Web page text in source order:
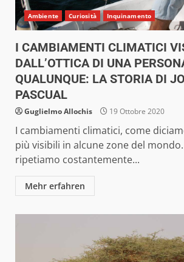
Ambiente Curiosità Inquinamento
I CAMBIAMENTI CLIMATICI
DALL’OTTICA DI UNA
QUALUNQUE: LA STORIA DI
PASCUAL
Guglielmo Allochis 19 Ottobre 2020
I cambiamenti climatici, come
più visibili in alcune zone del
ripetiamo costantemente...
Mehr erfahren